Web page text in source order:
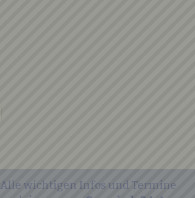
Alle wichtigen Infos und Termine